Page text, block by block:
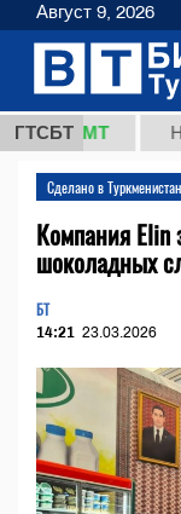
ГТСБТ
ТМТ
Сделано в
Компания Elin
шоколадных
БТ
14:21 23.03.2026
Август 9, 2026